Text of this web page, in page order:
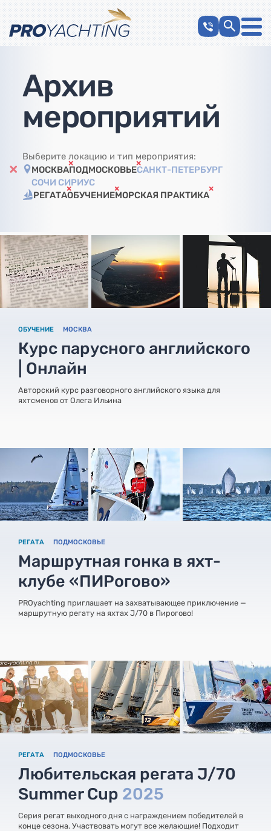
Архив
мероприятий
Выберите локацию и тип мероприятия:
МОСКВАПОДМОСКОВЬЕСАНКТ-ПЕТЕРБУРГ
СОЧИ СИРИУС
РЕГАТАОБУЧЕНИЕМОРСКАЯ ПРАКТИКА
ОБУЧЕНИЕ МОСКВА
Курс парусного английского
| Онлайн
Авторский курс разговорного английского языка для
яхтсменов от Олега Ильина
РЕГАТА ПОДМОСКОВЬЕ
Маршрутная гонка в яхт-
клубе «ПИРогово»
PROyachting приглашает на захватывающее приключение —
маршрутную регату на яхтах J/70 в Пирогово!
РЕГАТА ПОДМОСКОВЬЕ
Любительская регата J/70
Summer Cup 2025
Серия регат выходного дня с награждением победителей в
конце сезона. Участвовать могут все желающие! Подходит